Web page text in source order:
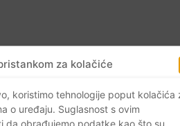
za kolačiće
koristimo tehnologije poput kolačića
o uređaju. Suglasnost s ovim
da obrađujemo podatke kao što su